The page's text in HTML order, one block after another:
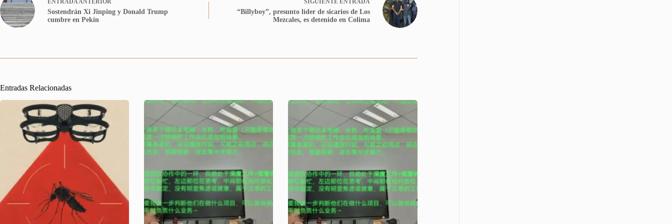
ENTRADAANTERIOR
Sostendrán Xi Jinping y Donald Trump
cumbre en Pekín
SIGUIENTE ENTRADA
“Billyboy”, presunto líder de sicarios de Los
Mezcales, es detenido en Colima
Entradas Relacionadas